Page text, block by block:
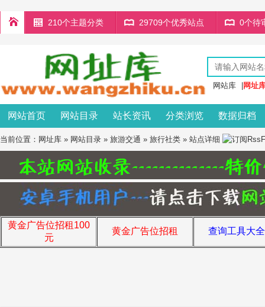
210个主题分类 29709个优秀站点 0个待
网站库 网址
网站首页 网站目录 站长资讯 分类浏览 数据归档
当前位置： 网址库 » 网站目录 » 旅游交通 » 旅行社类 » 站点详细
黄金广告位招租100
元
黄金广告位招租 查询工具大